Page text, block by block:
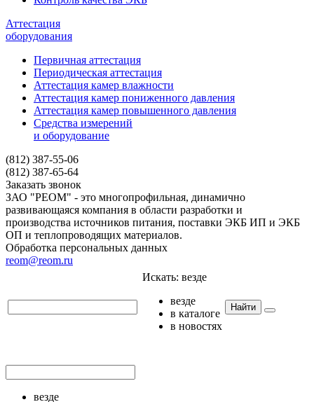
Аттестация
оборудования
Первичная аттестация
Периодическая аттестация
Аттестация камер влажности
Аттестация камер пониженного давления
Аттестация камер повышенного давления
Средства измерений
и оборудование
(812) 387-55-06
(812) 387-65-64
Заказать звонок
ЗАО "РЕОМ" - это многопрофильная, динамично
развивающаяся компания в области разработки и
производства источников питания, поставки ЭКБ ИП и ЭКБ
ОП и теплопроводящих материалов.
Обработка персональных данных
reom@reom.ru
Искать: везде
везде
в каталоге
в новостях
Найти
везде